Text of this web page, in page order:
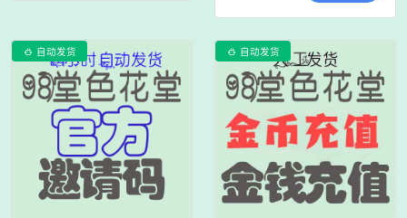
 自动发货  自动发货